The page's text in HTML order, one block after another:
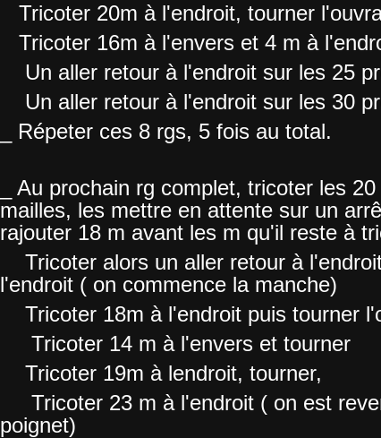
Tricoter 20m à l'endroit, tourner
Tricoter 16m à l'envers et 4 m à
Un aller retour à l'endroit sur les 25
Un aller retour à l'endroit sur les 30
_ Répeter ces 8 rgs, 5 fois au total.
_ Au prochain rg complet, tricoter les
mailles, les mettre en attente sur un
rajouter 18 m avant les m qu'il reste à
Tricoter alors un aller retour à
l'endroit ( on commence la manche)
Tricoter 18m à l'endroit puis tourner
Tricoter 14 m à l'envers et tourner
Tricoter 19m à lendroit, tourner,
Tricoter 23 m à l'endroit ( on est
poignet)